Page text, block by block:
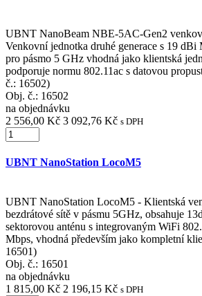
UBNT NanoBeam NBE-5AC-Gen2
Venkovní jednotka druhé generace s 19
pro pásmo 5 GHz vhodná jako klientská
podporuje normu 802.11ac s datovou
č.: 16502)
Obj. č.: 16502
na objednávku
2 556,00 Kč 3 092,76 Kč s DPH
UBNT NanoStation LocoM5
UBNT NanoStation LocoM5 - Klientská
bezdrátové sítě v pásmu 5GHz, obsahuje
sektorovou anténu s integrovaným WiFi
Mbps, vhodná především jako kompletní
16501)
Obj. č.: 16501
na objednávku
1 815,00 Kč 2 196,15 Kč s DPH